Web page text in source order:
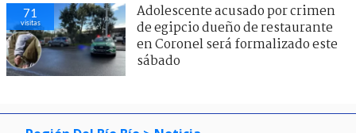
71
visitas
Adolescente acusado por crimen
de egipcio dueño de restaurante
en Coronel será formalizado este
sábado